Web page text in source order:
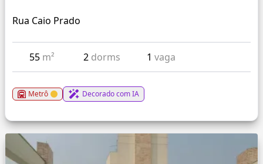
Rua Caio Prado
55 m² 2 dorms 1vaga
Metrô Decorado com IA